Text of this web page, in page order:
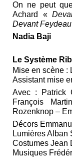
On ne peut
Achard «
Devant
Nadia Baji
Le Système
Mise en scène :
Assistant mise
Avec : Patrick
François
Rozenknop –
Décors
Lumières Alban
Costumes Jean
Musiques